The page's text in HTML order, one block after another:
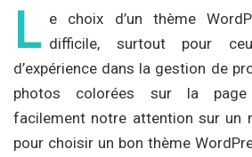
L e choix d’un thème
difficile, surtout pour
d’expérience dans la gestion de
photos colorées sur la page
facilement notre attention sur un
pour choisir un bon thème